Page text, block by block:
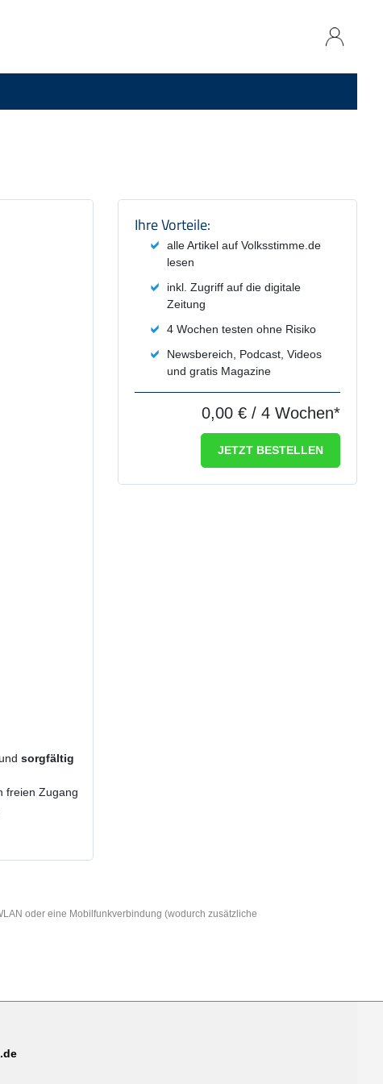
und sorgfältig
freien Zugang
Produktzusammenfassung
Ihre Vorteile:
alle Artikel auf Volksstimme.de
lesen
inkl. Zugriff auf die digitale
Zeitung
4 Wochen testen ohne Risiko
Newsbereich, Podcast, Videos
und gratis Magazine
0,00 € / 4 Wochen*
JETZT BESTELLEN
oder eine Mobilfunkverbindung (wodurch zusätzliche